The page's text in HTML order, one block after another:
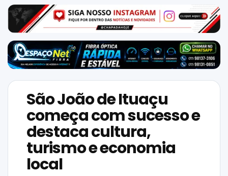
NAS
NOSSAS
REDES
São João de Ituaçu
começa com sucesso e
destaca cultura,
turismo e economia
local